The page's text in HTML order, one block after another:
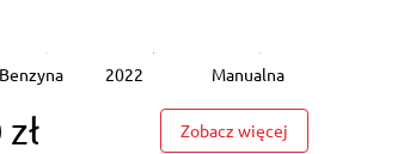
klima K.cof salon PL VAT23%
Benzyna 2022 Manualna
Zobacz więcej